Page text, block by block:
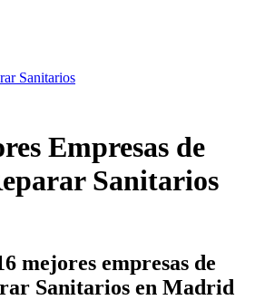
Sanitarios
Empresas de
Sanitarios
mejores empresas de
Sanitarios en Madrid